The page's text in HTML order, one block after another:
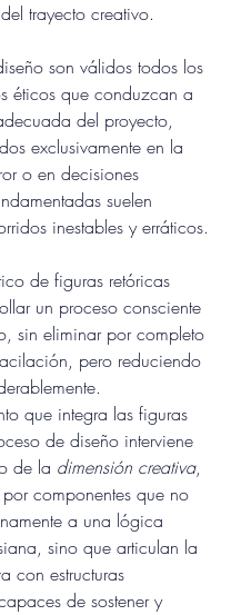
trayecto creativo.
son válidos todos los
éticos que conduzcan a
del proyecto,
exclusivamente en la
o en decisiones
suelen
inestables y erráticos.
de figuras retóricas
un proceso consciente
sin eliminar por completo
pero reduciendo
que integra las figuras
de diseño interviene
de la dimensión creativa,
componentes que no
a una lógica
sino que articulan la
con estructuras
de sostener y